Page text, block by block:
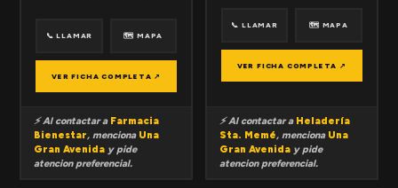
📞 LLAMAR 🗺 MAPA
VER FICHA COMPLETA ↗
⚡ Al contactar a Farmacia
Bienestar, menciona Una
Gran Avenida y pide
atencion preferencial.
📞 LLAMAR 🗺 MAPA
VER FICHA COMPLETA ↗
⚡ Al contactar a Heladería
Sta. Memé, menciona Una
Gran Avenida y pide
atencion preferencial.